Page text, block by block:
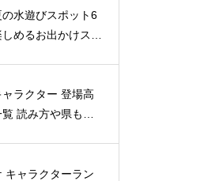
水遊びスポット6
めるお出かけスポ
ラクター 登場高
読み方や県もま
キャラクターラン